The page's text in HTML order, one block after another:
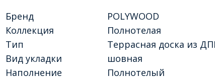
Бренд
POLYWOOD
Коллекция
Полнотелая
Тип
Террасная доска из
Вид укладки
шовная
Наполнение
Полнотелый